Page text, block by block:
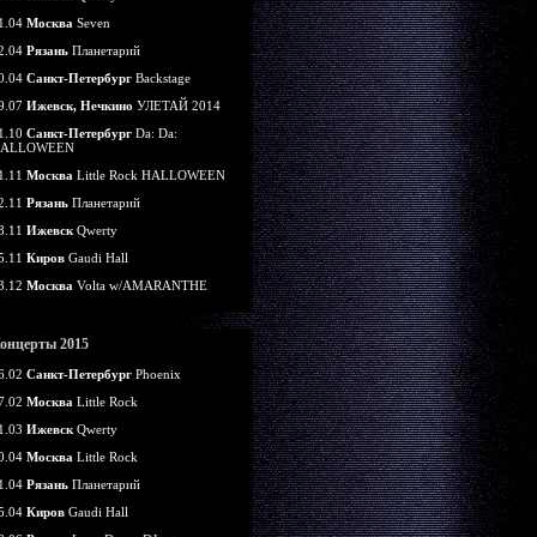
Москва Seven
Рязань Планетарий
Санкт-Петербург Backstage
Ижевск, Нечкино УЛЕТАЙ 2014
Санкт-Петербург Da: Da:
Москва Little Rock HALLOWEEN
Рязань Планетарий
Ижевск Qwerty
Киров Gaudi Hall
Москва Volta w/AMARANTHE
2015
Санкт-Петербург Phoenix
Москва Little Rock
Ижевск Qwerty
Москва Little Rock
Рязань Планетарий
Киров Gaudi Hall